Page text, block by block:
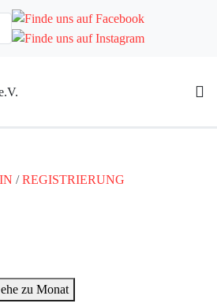
/REGISTRIERUNG
zu Monat